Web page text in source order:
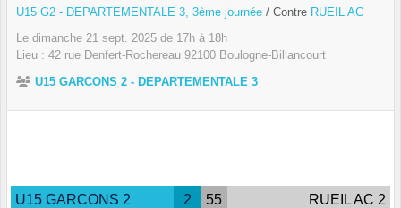
U15 G2 - DEPARTEMENTALE 3, 3ème journée / Contre RUEIL AC
Le dimanche 21 sept. 2025 de 17h à 18h
Lieu : 42 rue Denfert-Rochereau 92100 Boulogne-Billancourt
U15 GARCONS 2 - DEPARTEMENTALE 3
U15 GARCONS 2 2 55 RUEIL AC 2